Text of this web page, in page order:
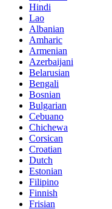
Hindi
Lao
Albanian
Amharic
Armenian
Azerbaijani
Belarusian
Bengali
Bosnian
Bulgarian
Cebuano
Chichewa
Corsican
Croatian
Dutch
Estonian
Filipino
Finnish
Frisian